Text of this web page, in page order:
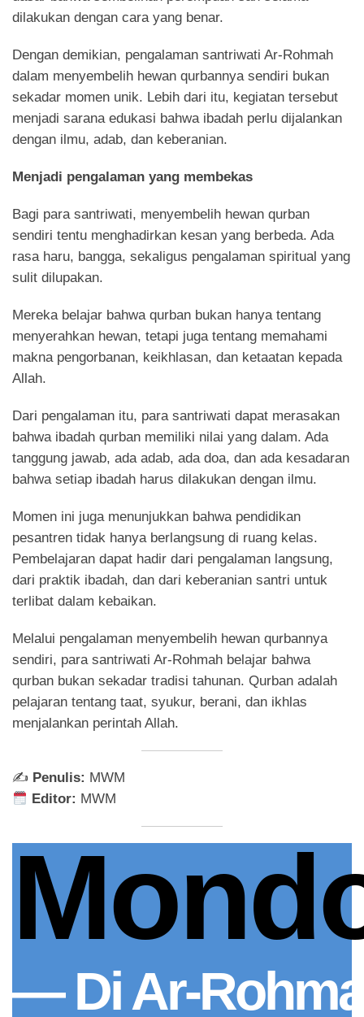
dilakukan dengan cara yang benar.
Dengan demikian, pengalaman santriwati Ar-Rohmah
dalam menyembelih hewan qurbannya sendiri bukan
sekadar momen unik. Lebih dari itu, kegiatan tersebut
menjadi sarana edukasi bahwa ibadah perlu dijalankan
dengan ilmu, adab, dan keberanian.
Menjadi pengalaman yang membekas
Bagi para santriwati, menyembelih hewan qurban
sendiri tentu menghadirkan kesan yang berbeda. Ada
rasa haru, bangga, sekaligus pengalaman spiritual yang
sulit dilupakan.
Mereka belajar bahwa qurban bukan hanya tentang
menyerahkan hewan, tetapi juga tentang memahami
makna pengorbanan, keikhlasan, dan ketaatan kepada
Allah.
Dari pengalaman itu, para santriwati dapat merasakan
bahwa ibadah qurban memiliki nilai yang dalam. Ada
tanggung jawab, ada adab, ada doa, dan ada kesadaran
bahwa setiap ibadah harus dilakukan dengan ilmu.
Momen ini juga menunjukkan bahwa pendidikan
pesantren tidak hanya berlangsung di ruang kelas.
Pembelajaran dapat hadir dari pengalaman langsung,
dari praktik ibadah, dan dari keberanian santri untuk
terlibat dalam kebaikan.
Melalui pengalaman menyembelih hewan qurbannya
sendiri, para santriwati Ar-Rohmah belajar bahwa
qurban bukan sekadar tradisi tahunan. Qurban adalah
pelajaran tentang taat, syukur, berani, dan ikhlas
menjalankan perintah Allah.
✍️ Penulis: MWM
Editor: MWM
— Di Ar-